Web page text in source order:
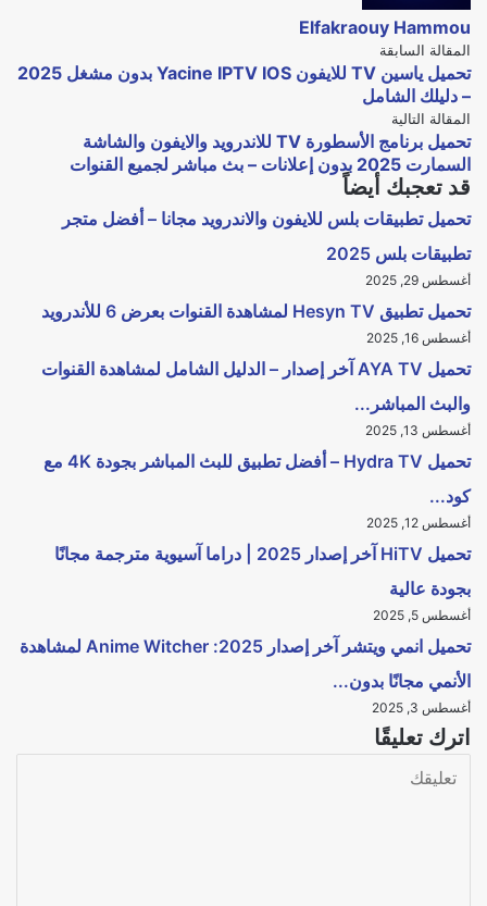
Elfakraouy Hammou
المقالة السابقة
تحميل ياسين TV للايفون Yacine IPTV IOS بدون مشغل 2025
– دليلك الشامل
المقالة التالية
تحميل برنامج الأسطورة TV للاندرويد والايفون والشاشة
السمارت 2025 بدون إعلانات – بث مباشر لجميع القنوات
قد تعجبك أيضاً
تحميل تطبيقات بلس للايفون والاندرويد مجانا – أفضل متجر
تطبيقات بلس 2025
أغسطس 29, 2025
تحميل تطبيق Hesyn TV لمشاهدة القنوات بعرض 6 للأندرويد
أغسطس 16, 2025
تحميل AYA TV آخر إصدار – الدليل الشامل لمشاهدة القنوات
والبث المباشر...
أغسطس 13, 2025
تحميل Hydra TV – أفضل تطبيق للبث المباشر بجودة 4K مع
كود...
أغسطس 12, 2025
تحميل HiTV آخر إصدار 2025 | دراما آسيوية مترجمة مجانًا
بجودة عالية
أغسطس 5, 2025
تحميل انمي ويتشر آخر إصدار 2025: Anime Witcher لمشاهدة
الأنمي مجانًا بدون...
أغسطس 3, 2025
اترك تعليقًا